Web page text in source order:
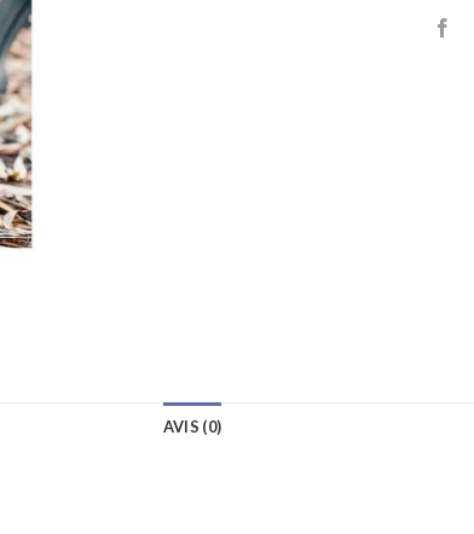
AVIS (0)